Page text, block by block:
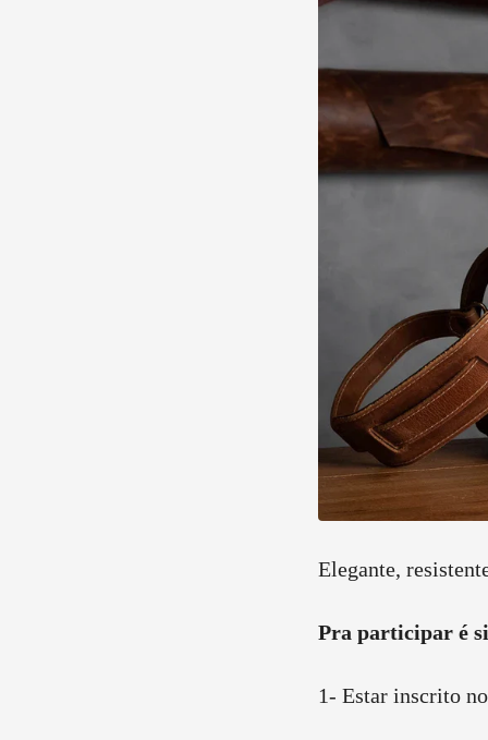
Elegante,
Pra participar é
1- Estar inscrito